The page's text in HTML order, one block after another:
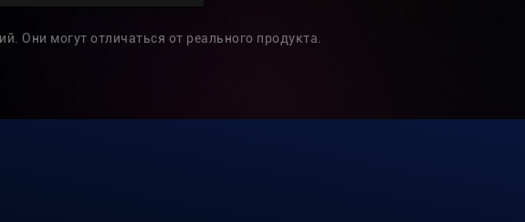
Они могут отличаться от реального продукта.